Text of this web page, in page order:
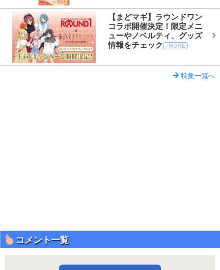
【まどマギ】ラウンドワン
コラボ開催決定！限定メニ
ューやノベルティ、グッズ
情報をチェック
特集一覧へ
コメント一覧